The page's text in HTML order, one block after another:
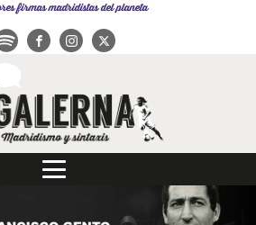
firmas madridistas del planeta